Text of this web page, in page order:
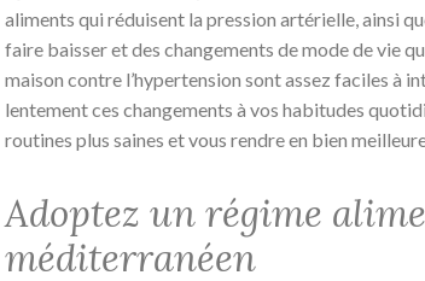
aliments qui réduisent la pression artérielle, ainsi
faire baisser et des changements de mode de vie
maison contre l’hypertension sont assez faciles à
lentement ces changements à vos habitudes
routines plus saines et vous rendre en bien
Adoptez un régime
méditerranéen